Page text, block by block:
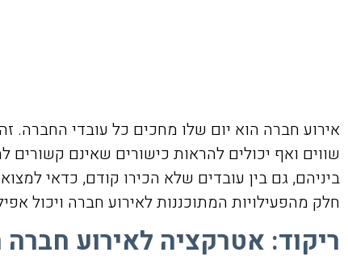
אירוע חברה הוא יום שלו מחכים כל עובדי החברה.
שווים ואף יכולים להראות כישורים שאינם
ביניהם, גם בין עובדים שלא הכירו קודם, כדאי
חלק מהפעילויות המתוכננות לאירוע חברה ויכול
ריקוד: אטרקציה לאירוע חברה